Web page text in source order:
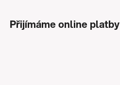
Přijímáme online platby